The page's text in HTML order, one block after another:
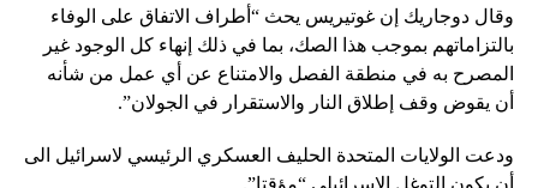
وقال دوجاريك إن غوتيريس يحث “أطراف الاتفاق على الوفاء
بالتزاماتهم بموجب هذا الصك، بما في ذلك إنهاء كل الوجود غير
المصرح به في منطقة الفصل والامتناع عن أي عمل من شأنه
أن يقوض وقف إطلاق النار والاستقرار في الجولان”.
ودعت الولايات المتحدة الحليف العسكري الرئيسي لاسرائيل الى
أن يكون التوغل الإسرائيلي “مؤقتا”.